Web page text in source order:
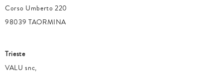
Corso Umberto 220
98039 TAORMINA
Trieste
VALU snc,